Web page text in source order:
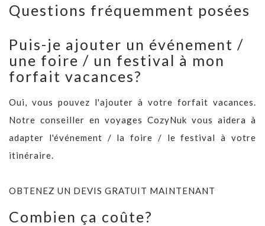
Questions fréquemment posées
Puis-je ajouter un événement /
une foire / un festival à mon
forfait vacances?
Oui, vous pouvez l'ajouter à votre forfait vacances.
Notre conseiller en voyages CozyNuk vous aidera à
adapter l'événement / la foire / le festival à votre
itinéraire.
OBTENEZ UN DEVIS GRATUIT MAINTENANT
Combien ça coûte?